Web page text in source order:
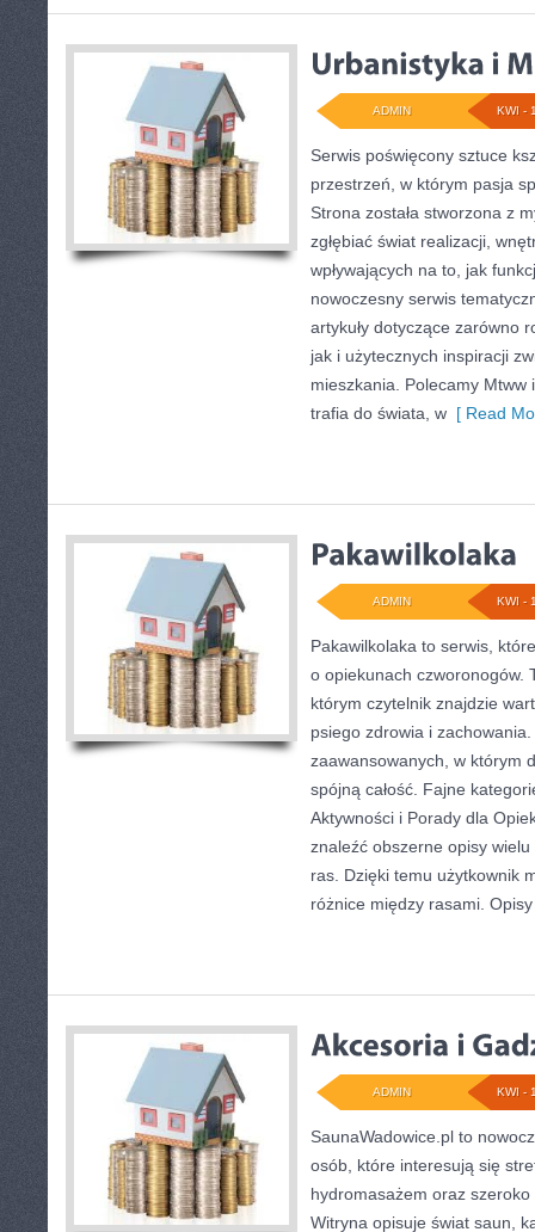
KWI -
ADMIN
Serwis poświęcony sztuce
przestrzeń, w którym pasja
Strona została stworzona z
zgłębiać świat realizacji,
wpływających na to, jak
nowoczesny serwis
artykuły dotyczące zarówno
jak i użytecznych inspiracji
mieszkania. Polecamy Mtww
trafia do świata, w [ Read
KWI -
ADMIN
Pakawilkolaka to serwis,
o opiekunach czworonogów.
którym czytelnik znajdzie
psiego zdrowia i
zaawansowanych, w którym
spójną całość. Fajne
Aktywności i Porady dla
znaleźć obszerne opisy
ras. Dzięki temu użytkownik
różnice między rasami. Opisy
KWI -
ADMIN
SaunaWadowice.pl to
osób, które interesują się
hydromasażem oraz
Witryna opisuje świat saun,